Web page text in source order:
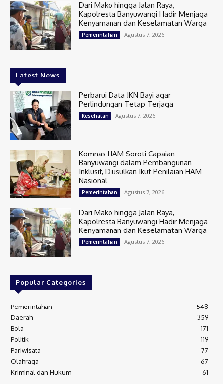
Dari Mako hingga Jalan Raya,
Kapolresta Banyuwangi Hadir Menjaga
Kenyamanan dan Keselamatan Warga
Pemerintahan Agustus 7, 2026
Latest News
Perbarui Data JKN Bayi agar
Perlindungan Tetap Terjaga
Kesehatan Agustus 7, 2026
Komnas HAM Soroti Capaian
Banyuwangi dalam Pembangunan
Inklusif, Diusulkan Ikut Penilaian HAM
Nasional
Pemerintahan Agustus 7, 2026
Dari Mako hingga Jalan Raya,
Kapolresta Banyuwangi Hadir Menjaga
Kenyamanan dan Keselamatan Warga
Pemerintahan Agustus 7, 2026
Popular Categories
Pemerintahan
548
Daerah
359
Bola
171
Politik
119
Pariwisata
77
Olahraga
67
Kriminal dan Hukum
61